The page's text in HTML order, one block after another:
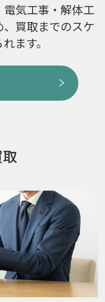
気工事・解体工
買取までのスケ
ます。